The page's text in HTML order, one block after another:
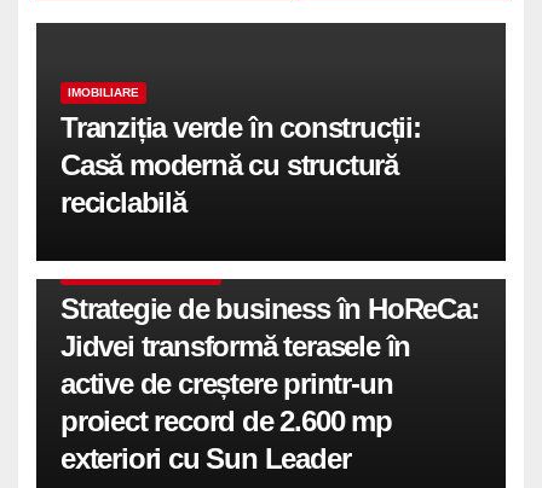
IMOBILIARE
Tranziția verde în construcții:
Casă modernă cu structură
reciclabilă
Strategie de business în HoReCa:
Jidvei transformă terasele în
active de creștere printr-un
proiect record de 2.600 mp
exteriori cu Sun Leader